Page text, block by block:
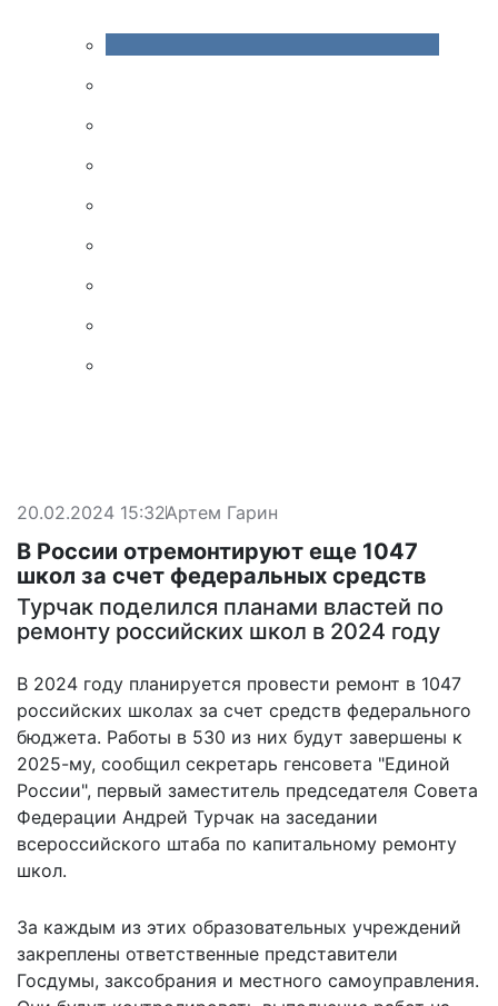
20.02.2024 15:32Артем Гарин
В России отремонтируют еще 1047
школ за счет федеральных средств
Турчак поделился планами властей по
ремонту российских школ в 2024 году
В 2024 году планируется провести ремонт в 1047
российских школах за счет средств федерального
бюджета. Работы в 530 из них будут завершены к
2025-му, сообщил секретарь генсовета "Единой
России", первый заместитель председателя Совета
Федерации Андрей Турчак на заседании
всероссийского штаба по капитальному ремонту
школ.
За каждым из этих образовательных учреждений
закреплены ответственные представители
Госдумы, заксобрания и местного самоуправления.